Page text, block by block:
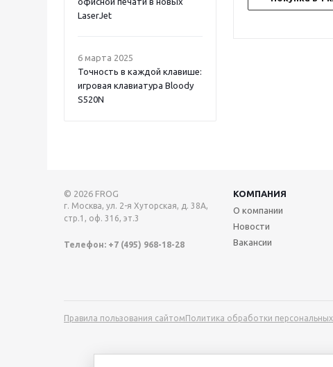
LaserJet
6 марта 2025
Точность в каждой клавише:
игровая клавиатура Bloody
S520N
© 2026 FROG
г. Москва, ул. 2-я Хуторская, д. 38А,
стр.1, оф. 316, эт.3
Телефон: +7 (495) 968-18-28
КОМПАНИЯ
О компании
Новости
Вакансии
Правила пользования сайтомПолитика обработки